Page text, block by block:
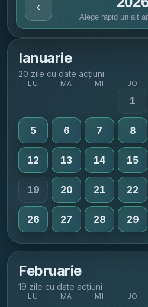
‹
Alege rapid un alt
Ianuarie
20 zile cu date acțiuni
LU MA MI JO
1
5 6 7 8
12 13 14 15
19 20 21 22
26 27 28 29
Februarie
19 zile cu date acțiuni
LU MA MI JO